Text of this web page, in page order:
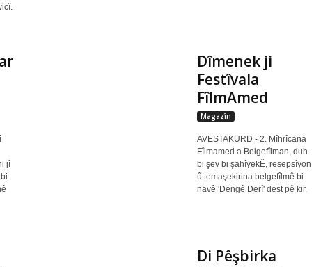
jî
Dîmenek ji
Festîvala
FîlmAmed
Magazîn
AVESTAKURD - 2. Mîhrîcana
Fîlmamed a Belgefîlman, duh
bi şev bi şahîyekÊ, resepsîyon
û temaşekirina belgefîlmê bi
navê 'Dengê Derî' dest pê kir.
Di Pêşbirka